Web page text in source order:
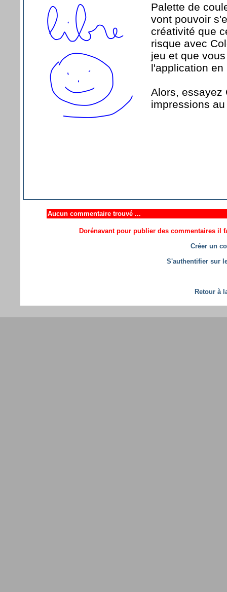
Palette de
vont pouvoir
créativité que
risque avec
jeu et que
l'application
Alors, essayez
impressions
Aucun commentaire trouvé ...
Dorénavant pour publier des commentaires il
Créer un
S'authentifier sur
Retour à